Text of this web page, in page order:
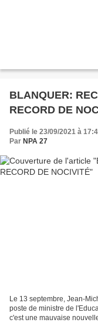
BLANQUER:
RECORD DE
Publié le 23/09/2021 à
Par NPA 27
Le 13 septembre, Jean-
poste de ministre de
c'est une mauvaise